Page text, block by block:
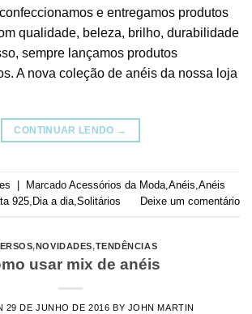
e entregamos produtos
qualidade, beleza, brilho, durabilidade
sempre lançamos produtos
A nova coleção de anéis da nossa loja
CONTINUAR LENDO →
Marcado Acessórios da Moda Anéis Anéis
925 Dia a dia Solitários Deixe um comentário
,NOVIDADES,TENDÊNCIAS
usar mix de anéis
29 DE JUNHO DE 2016 BY JOHN MARTIN